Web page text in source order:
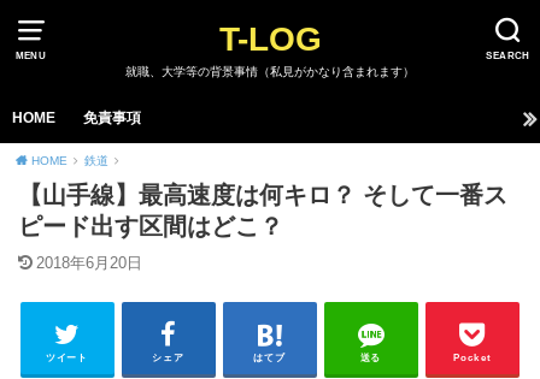
MENU SEARCH
T-LOG
就職、大学等の背景事情（私見がかなり含まれます）
HOME 免責事項
HOME 鉄道
【山手線】最高速度は何キロ？ そして一番ス
ピード出す区間はどこ？
2018年6月20日
ツイート シェア はてブ 送る Pocket